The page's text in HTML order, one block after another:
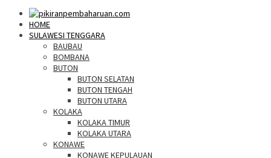
HOME
SULAWESI TENGGARA
BAUBAU
BOMBANA
BUTON
BUTON SELATAN
BUTON TENGAH
BUTON UTARA
KOLAKA
KOLAKA TIMUR
KOLAKA UTARA
KONAWE
KONAWE KEPULAUAN